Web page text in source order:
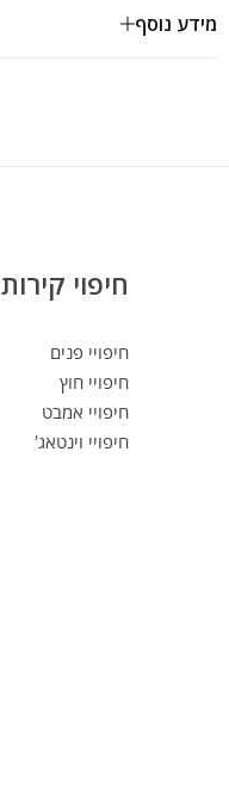
מידע נוסף
חיפוי קירות
חיפויי פנים
חיפויי חוץ
חיפויי אמבט
חיפויי וינטאג'